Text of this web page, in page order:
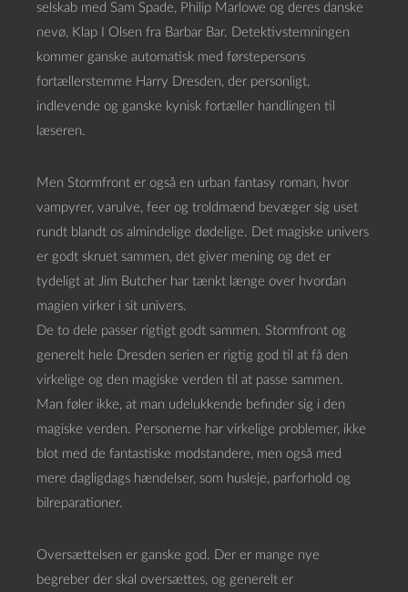
selskab med Sam Spade, Philip Marlowe og deres danske
nevø, Klap I Olsen fra Barbar Bar. Detektivstemningen
kommer ganske automatisk med førstepersons
fortællerstemme Harry Dresden, der personligt,
indlevende og ganske kynisk fortæller handlingen til
læseren.
Men Stormfront er også en urban fantasy roman, hvor
vampyrer, varulve, feer og troldmænd bevæger sig uset
rundt blandt os almindelige dødelige. Det magiske univers
er godt skruet sammen, det giver mening og det er
tydeligt at Jim Butcher har tænkt længe over hvordan
magien virker i sit univers.
De to dele passer rigtigt godt sammen. Stormfront og
generelt hele Dresden serien er rigtig god til at få den
virkelige og den magiske verden til at passe sammen.
Man føler ikke, at man udelukkende befinder sig i den
magiske verden. Personerne har virkelige problemer, ikke
blot med de fantastiske modstandere, men også med
mere dagligdags hændelser, som husleje, parforhold og
bilreparationer.
Oversættelsen er ganske god. Der er mange nye
begreber der skal oversættes, og generelt er